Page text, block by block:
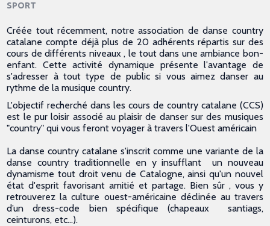
SPORT
Créée tout récemment, notre association de danse country
catalane compte déjà plus de 20 adhérents répartis sur des
cours de différents niveaux , le tout dans une ambiance bon-
enfant. Cette activité dynamique présente l'avantage de
s'adresser à tout type de public si vous aimez danser au
rythme de la musique country.
L'objectif recherché dans les cours de country catalane (CCS)
est le pur loisir associé au plaisir de danser sur des musiques
"country" qui vous feront voyager à travers l'Ouest américain
La danse country catalane s'inscrit comme une variante de la
danse country traditionnelle en y insufflant un nouveau
dynamisme tout droit venu de Catalogne, ainsi qu'un nouvel
état d'esprit favorisant amitié et partage. Bien sûr , vous y
retrouverez la culture ouest-américaine déclinée au travers
d’un dress-code bien spécifique (chapeaux santiags,
ceinturons, etc…).